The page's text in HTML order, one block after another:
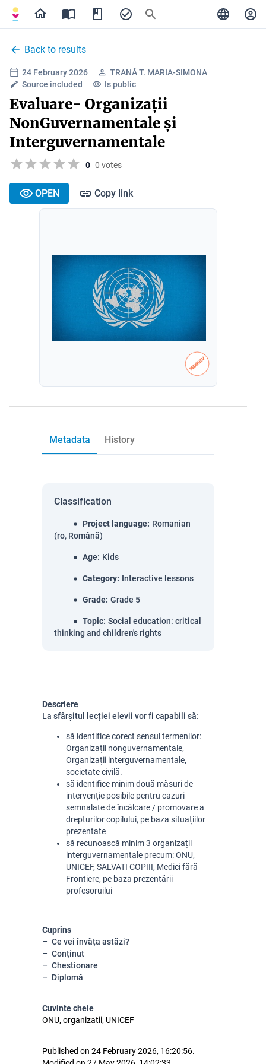
Back to results
24 February 2026
TRANĂ T. MARIA-SIMONA
Source included
Is public
Evaluare- Organizații
NonGuvernamentale și
Interguvernamentale
0 0 votes
OPEN Copy link
Metadata History
Classification
Project language: Romanian
(ro, Română)
Age: Kids
Category: Interactive lessons
Grade: Grade 5
Topic: Social education: critical
thinking and children's rights
Descriere
La sfârșitul lecției elevii vor fi capabili să:
să identifice corect sensul termenilor:
Organizații nonguvernamentale,
Organizații interguvernamentale,
societate civilă.
să identifice minim două măsuri de
intervenție posibile pentru cazuri
semnalate de încălcare / promovare a
drepturilor copilului, pe baza situațiilor
prezentate
să recunoască minim 3 organizații
interguvernamentale precum: ONU,
UNICEF, SALVATI COPIII, Medici fără
Frontiere, pe baza prezentării
profesoruilui
Cuprins
Ce vei învăța astăzi?
Conținut
Chestionare
Diplomă
Cuvinte cheie
ONU, organizatii, UNICEF
Published on 24 February 2026, 16:20:56.